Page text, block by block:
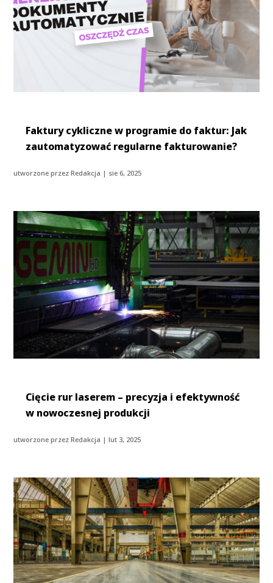
Faktury cykliczne w programie do faktur: Jak
zautomatyzować regularne fakturowanie?
utworzone przezRedakcja | sie 6, 2025
Cięcie rur laserem – precyzja i efektywność
w nowoczesnej produkcji
utworzone przezRedakcja |lut 3, 2025